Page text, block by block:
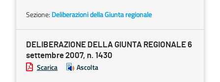
Sezione: Deliberazioni della Giunta regionale
DELIBERAZIONE DELLA GIUNTA REGIONALE 6
settembre 2007, n. 1430
Scarica Ascolta